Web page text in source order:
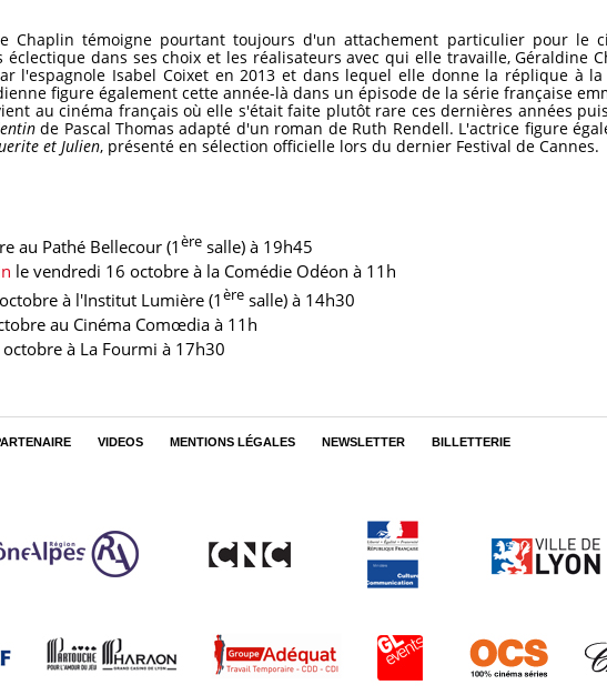
Chaplin témoigne pourtant toujours d'un attachement particulier pour le
dans ses choix et les réalisateurs avec qui elle travaille, Géraldine
l'espagnole Isabel Coixet en 2013 et dans lequel elle donne la réplique à
figure également cette année-là dans un épisode de la série française
au cinéma français où elle s'était faite plutôt rare ces dernières années
de Pascal Thomas adapté d'un roman de Ruth Rendell. L'actrice figure
et Julien, présenté en sélection officielle lors du dernier Festival de Cannes.
au Pathé Bellecour (1ère salle) à 19h45
le vendredi 16 octobre à la Comédie Odéon à 11h
à l'Institut Lumière (1ère salle) à 14h30
au Cinéma Comœdia à 11h
à La Fourmi à 17h30
VIDEOS MENTIONS LÉGALES NEWSLETTER BILLETTERIE